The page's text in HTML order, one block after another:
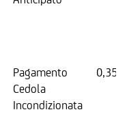
Pagamento
Cedola
Incondizionata
0,35